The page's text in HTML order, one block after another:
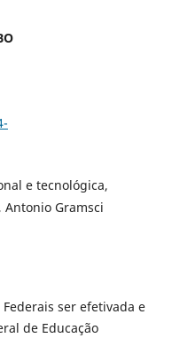
e tecnológica,
Gramsci
ser efetivada e
de Educação